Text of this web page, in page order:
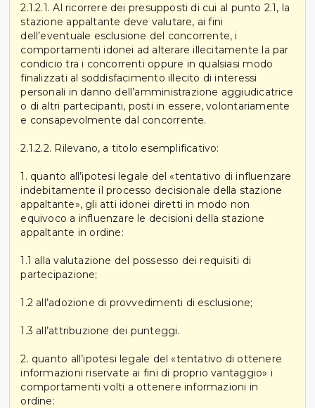
2.1.2.1. Al ricorrere dei presupposti di cui al punto 2.1, la
stazione appaltante deve valutare, ai fini
dell’eventuale esclusione del concorrente, i
comportamenti idonei ad alterare illecitamente la par
condicio tra i concorrenti oppure in qualsiasi modo
finalizzati al soddisfacimento illecito di interessi
personali in danno dell’amministrazione aggiudicatrice
o di altri partecipanti, posti in essere, volontariamente
e consapevolmente dal concorrente.
2.1.2.2. Rilevano, a titolo esemplificativo:
1. quanto all’ipotesi legale del «tentativo di influenzare
indebitamente il processo decisionale della stazione
appaltante», gli atti idonei diretti in modo non
equivoco a influenzare le decisioni della stazione
appaltante in ordine:
1.1 alla valutazione del possesso dei requisiti di
partecipazione;
1.2 all’adozione di provvedimenti di esclusione;
1.3 all’attribuzione dei punteggi.
2. quanto all’ipotesi legale del «tentativo di ottenere
informazioni riservate ai fini di proprio vantaggio» i
comportamenti volti a ottenere informazioni in
ordine: